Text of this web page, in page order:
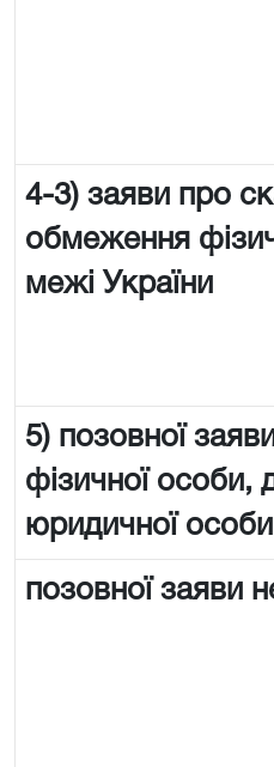
4-3) заяви про
обмеження
межі України
5) позовної
фізичної особи,
юридичної
позовної заяви